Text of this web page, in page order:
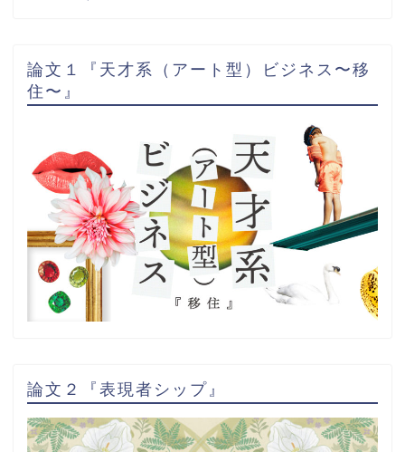
論文１『天才系（アート型）ビジネス〜移
住〜』
論文２『表現者シップ』